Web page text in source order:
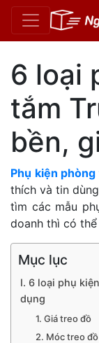
6 loại
tắm
bền,
Phụ kiện
thích và tin
tìm các mẫu
doanh thì có
Mục lục
I. 6 loại phụ
dụng
1. Giá treo đồ
2. Móc treo đồ